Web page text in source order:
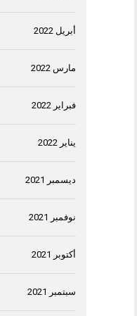
أبريل 2022
مارس 2022
فبراير 2022
يناير 2022
ديسمبر 2021
نوفمبر 2021
أكتوبر 2021
سبتمبر 2021